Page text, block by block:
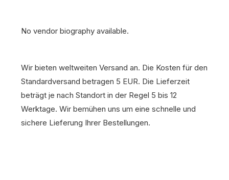
No vendor biography available.
Wir bieten weltweiten Versand an. Die Kosten für den
Standardversand betragen 5 EUR. Die Lieferzeit
beträgt je nach Standort in der Regel 5 bis 12
Werktage. Wir bemühen uns um eine schnelle und
sichere Lieferung Ihrer Bestellungen.